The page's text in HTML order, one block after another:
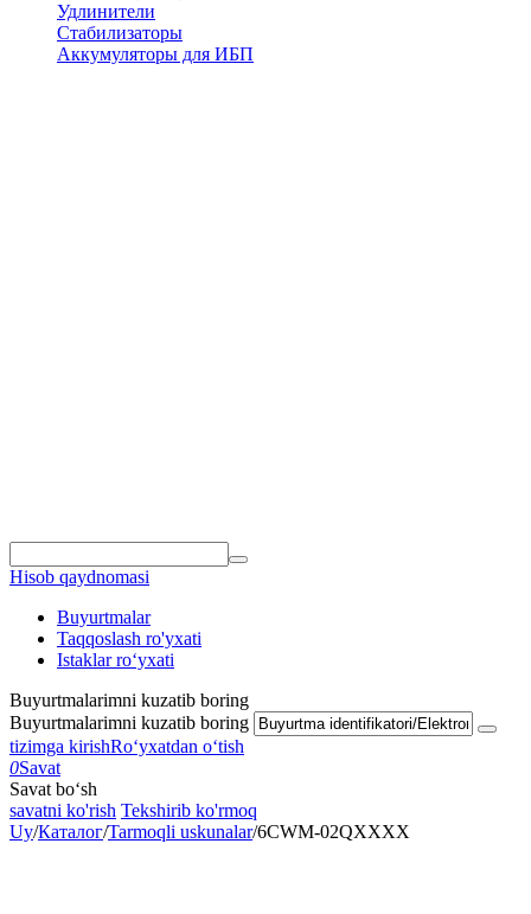
Удлинители
Стабилизаторы
Аккумуляторы для ИБП
Hisob qaydnomasi
Buyurtmalar
Taqqoslash ro'yxati
Istaklar roʻyxati
Buyurtmalarimni kuzatib boring
Buyurtmalarimni kuzatib boring
tizimga kirishRoʻyxatdan oʻtish
0Savat
Savat bo‘sh
savatni ko'rish Tekshirib ko'rmoq
Uy/Каталог/Tarmoqli uskunalar/6CWM-02QXXXX